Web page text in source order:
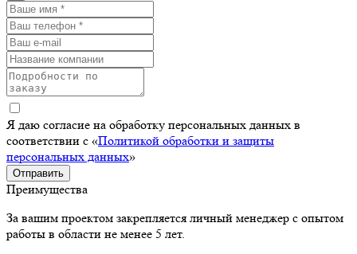
Я даю согласие на обработку персональных данных в
соответствии с «Политикой обработки и защиты
персональных данных»
Отправить
Преимущества
За вашим проектом закрепляется личный менеджер с опытом
работы в области не менее 5 лет.